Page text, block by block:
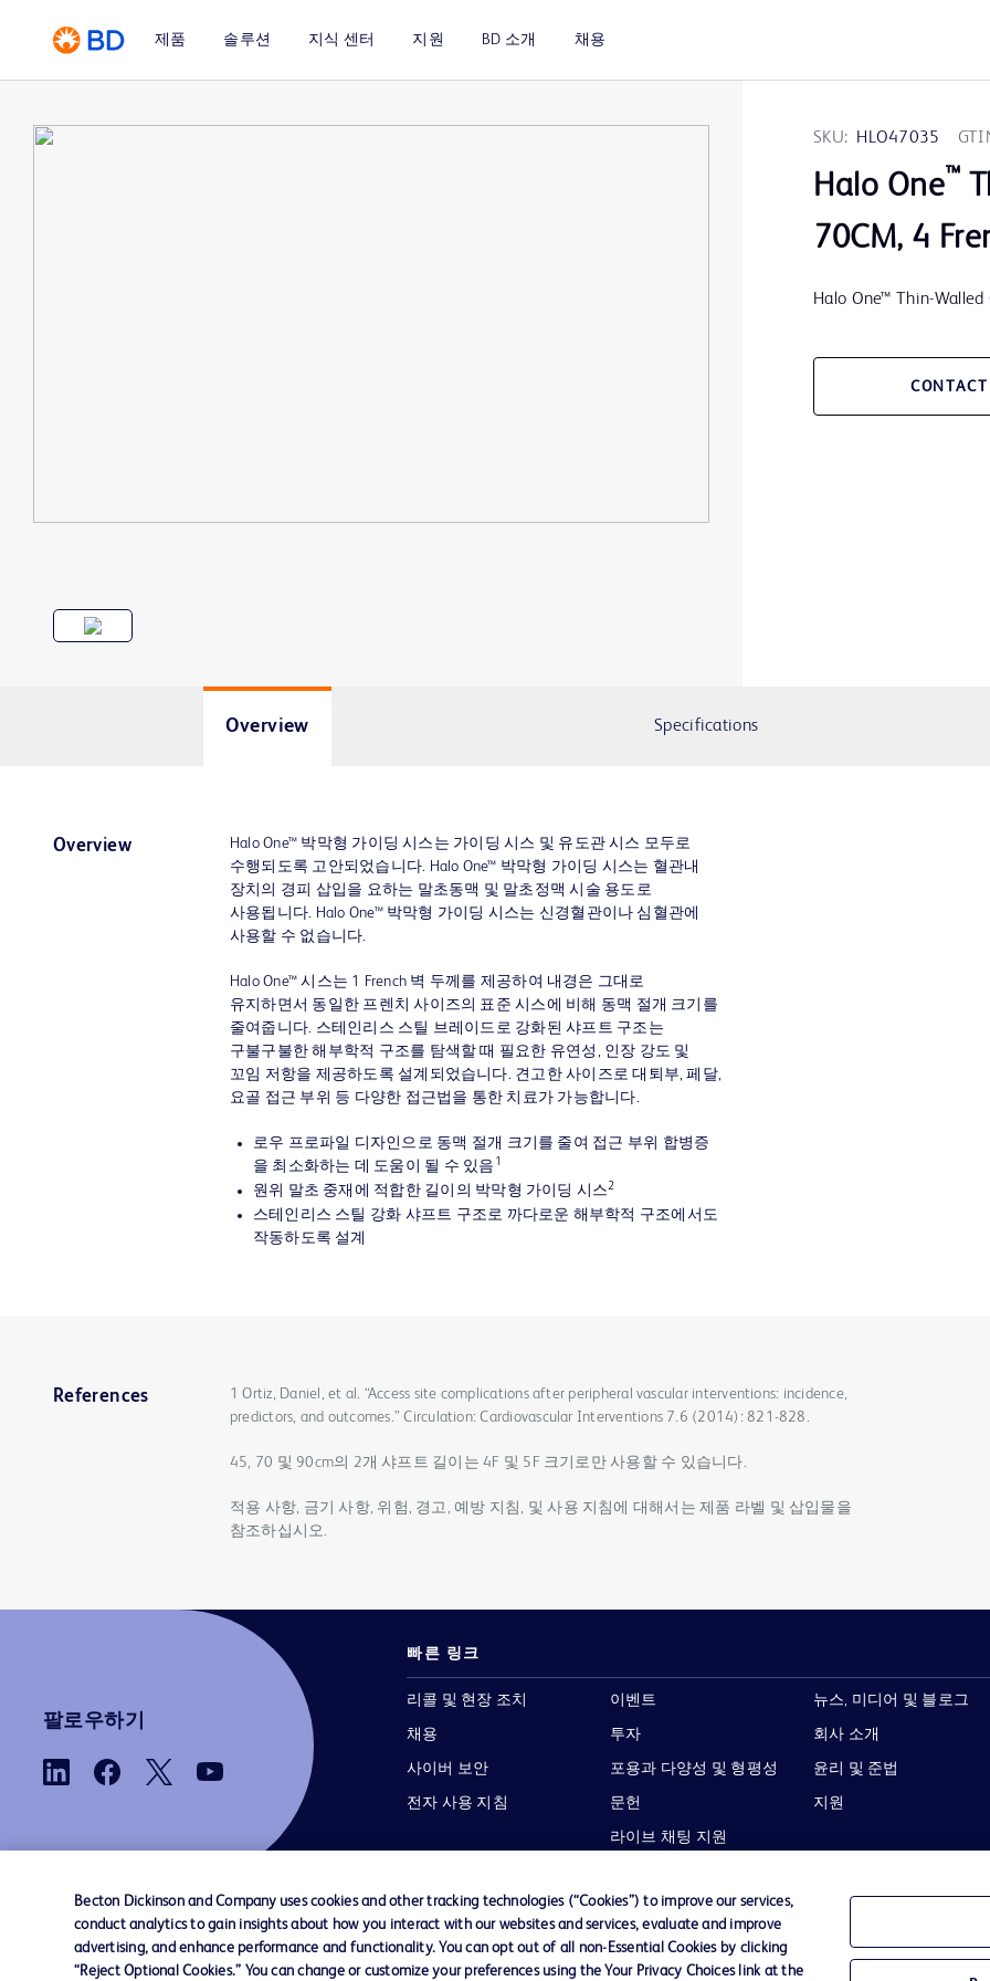
제품 솔루션 지식 센터 지원 BD 소개 채용
SKU: HLO47035
Halo One™
70CM, 4
Halo One™ Thin-
Overview Specifications
Overview
Halo One™ 박막형 가이딩 시스는 가이딩 시스 및 유도관 시스 모두로
수행되도록 고안되었습니다. Halo One™ 박막형 가이딩 시스는 혈관내
장치의 경피 삽입을 요하는 말초동맥 및 말초정맥 시술 용도로
사용됩니다. Halo One™ 박막형 가이딩 시스는 신경혈관이나 심혈관에
사용할 수 없습니다.
Halo One™ 시스는 1 French 벽 두께를 제공하여 내경은 그대로
유지하면서 동일한 프렌치 사이즈의 표준 시스에 비해 동맥 절개 크기를
줄여줍니다. 스테인리스 스틸 브레이드로 강화된 샤프트 구조는
구불구불한 해부학적 구조를 탐색할 때 필요한 유연성, 인장 강도 및
꼬임 저항을 제공하도록 설계되었습니다. 견고한 사이즈로 대퇴부, 페달,
요골 접근 부위 등 다양한 접근법을 통한 치료가 가능합니다.
로우 프로파일 디자인으로 동맥 절개 크기를 줄여 접근 부위 합병증
을 최소화하는 데 도움이 될 수 있음 1
원위 말초 중재에 적합한 길이의 박막형 가이딩 시스2
스테인리스 스틸 강화 샤프트 구조로 까다로운 해부학적 구조에서도
작동하도록 설계
References
1 Ortiz, Daniel, et al. “Access site complications after peripheral vascular interventions: incidence,
predictors, and outcomes.” Circulation: Cardiovascular Interventions 7.6 (2014): 821-828.
45, 70 및 90cm의 2개 샤프트 길이는 4F 및 5F 크기로만 사용할 수 있습니다.
적용 사항, 금기 사항, 위험, 경고, 예방 지침, 및 사용 지침에 대해서는 제품 라벨 및 삽입물을
참조하십시오.
팔로우하기
빠른 링크
리콜 및 현장 조치
채용
사이버 보안
전자 사용 지침
이벤트
투자
포용과 다양성 및 형평성
문헌
라이브 채팅 지원
뉴스, 미디어 및 블로그
회사 소개
윤리 및 준법
지원
당사로 문의하기 쿠키 기본 설정 개인정보 이용 약관 개인정보처리방침 웹사이트 접근성
Becton Dickinson and Company uses cookies and other tracking technologies (“Cookies”) to improve our services,
conduct analytics to gain insights about how you interact with our websites and services, evaluate and improve
advertising, and enhance performance and functionality. You can opt out of all non-Essential Cookies by clicking
“Reject Optional Cookies.” You can change or customize your preferences using the Your Privacy Choices link at the